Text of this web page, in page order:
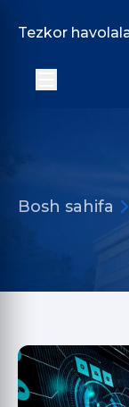
Tezkor
Bosh sahifa